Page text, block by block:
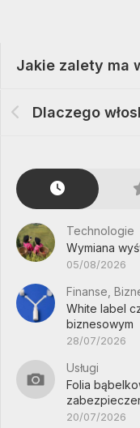
Technologie
Wymiana
05/08/2026
Finanse,
White label
biznesowym
28/07/2026
Usługi
Folia
20/07/2026